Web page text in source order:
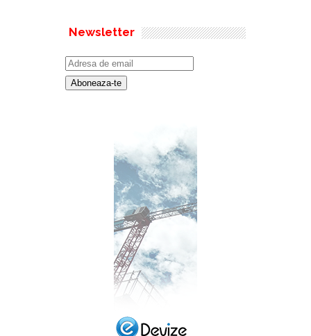
Newsletter